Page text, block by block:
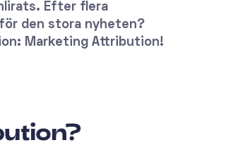
Efter flera
den stora nyheten?
Marketing Attribution!